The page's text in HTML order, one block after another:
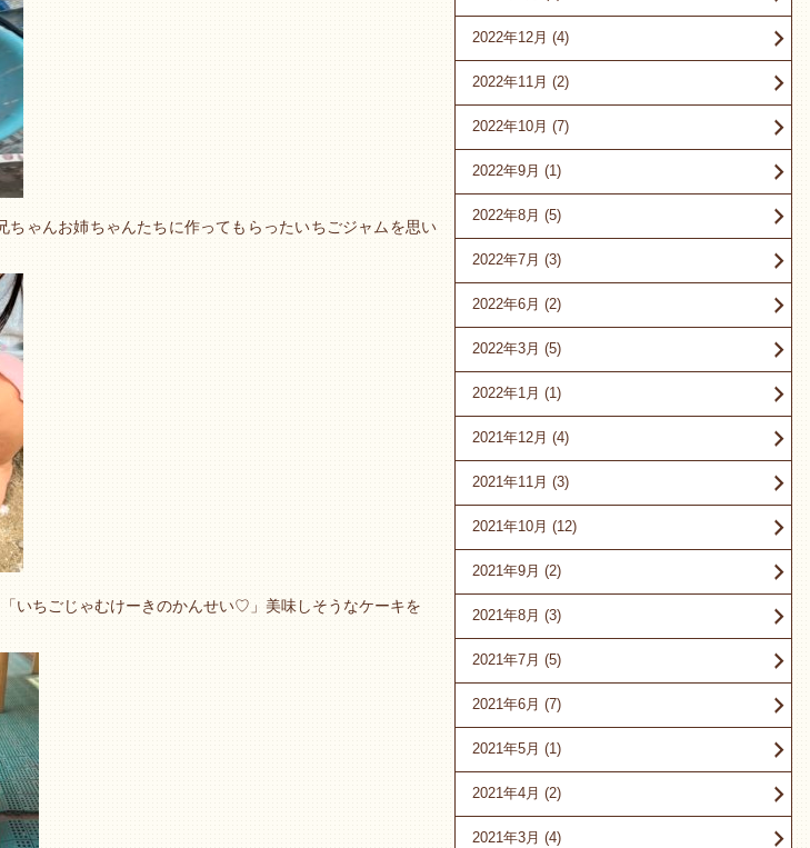
ちゃんお姉ちゃんたちに作ってもらったいちごジャムを思い
いちごじゃむけーきのかんせい♡」美味しそうなケーキを
2022年12月 (4)
2022年11月 (2)
2022年10月 (7)
2022年9月 (1)
2022年8月 (5)
2022年7月 (3)
2022年6月 (2)
2022年3月 (5)
2022年1月 (1)
2021年12月 (4)
2021年11月 (3)
2021年10月 (12)
2021年9月 (2)
2021年8月 (3)
2021年7月 (5)
2021年6月 (7)
2021年5月 (1)
2021年4月 (2)
2021年3月 (4)